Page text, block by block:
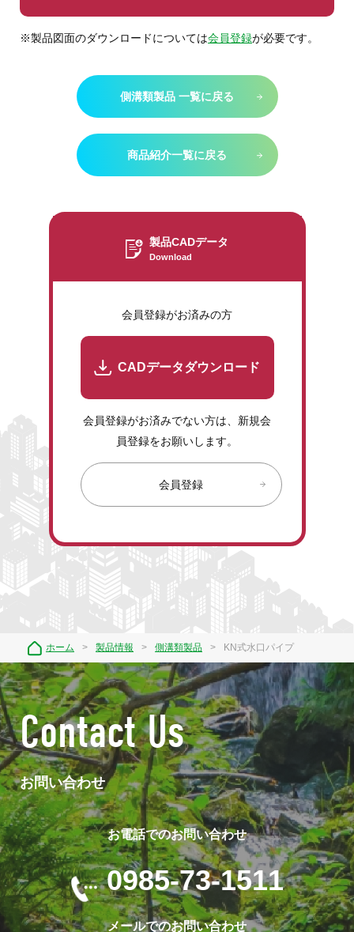
※製品図面のダウンロードについては会員登録が必要です。
側溝類製品 一覧に戻る
商品紹介一覧に戻る
製品CADデータ
Download
会員登録がお済みの方
CADデータダウンロード
会員登録がお済みでない方は、新規会
員登録をお願いします。
会員登録
ホーム 製品情報 側溝類製品 KN式水口パイプ
Contact Us
お問い合わせ
お電話でのお問い合わせ
0985-73-1511
メールでのお問い合わせ